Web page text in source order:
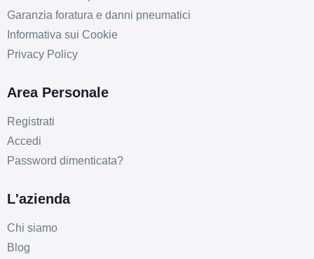
Garanzia foratura e danni pneumatici
Informativa sui Cookie
Privacy Policy
Area Personale
Registrati
Accedi
Password dimenticata?
L'azienda
Chi siamo
Blog